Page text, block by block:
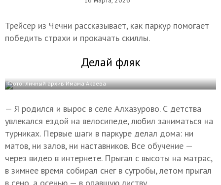
Трейсер из Чечни рассказывает, как паркур помогает
победить страхи и прокачать скиллы.
Делай фляк
Фото: личный архив Имама Акаева
— Я родился и вырос в селе Алхазурово. С детства
увлекался ездой на велосипеде, любил заниматься на
турниках. Первые шаги в паркуре делал дома: ни
матов, ни залов, ни наставников. Все обучение —
через видео в интернете. Прыгал с высоты на матрас,
в зимнее время собирал снег в сугробы, летом прыгал